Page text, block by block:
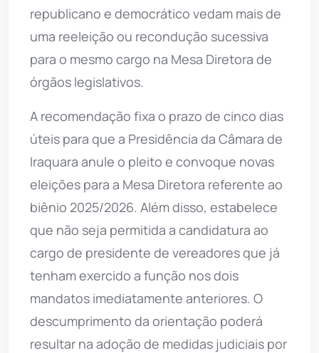
republicano e democrático vedam mais de
uma reeleição ou recondução sucessiva
para o mesmo cargo na Mesa Diretora de
órgãos legislativos.
A recomendação fixa o prazo de cinco dias
úteis para que a Presidência da Câmara de
Iraquara anule o pleito e convoque novas
eleições para a Mesa Diretora referente ao
biênio 2025/2026. Além disso, estabelece
que não seja permitida a candidatura ao
cargo de presidente de vereadores que já
tenham exercido a função nos dois
mandatos imediatamente anteriores. O
descumprimento da orientação poderá
resultar na adoção de medidas judiciais por